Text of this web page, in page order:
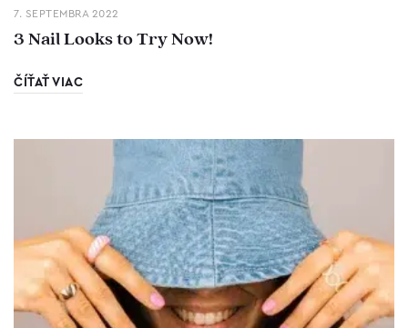
7. SEPTEMBRA 2022
3 Nail Looks to Try Now!
ČÍŤAŤ VIAC